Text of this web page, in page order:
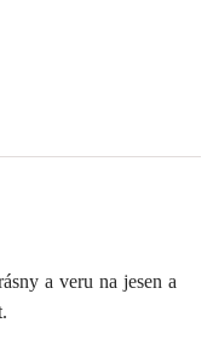
a veru na jesen a